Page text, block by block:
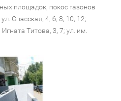
площадок, покос газонов
Спасская, 4, 6, 8, 10, 12;
Титова, 3, 7; ул. им.